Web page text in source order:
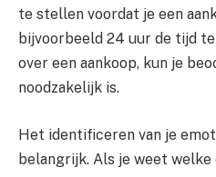
te stellen voordat je een
bijvoorbeeld 24 uur de tijd
over een aankoop, kun je
noodzakelijk is.
Het identificeren van je
belangrijk. Als je weet